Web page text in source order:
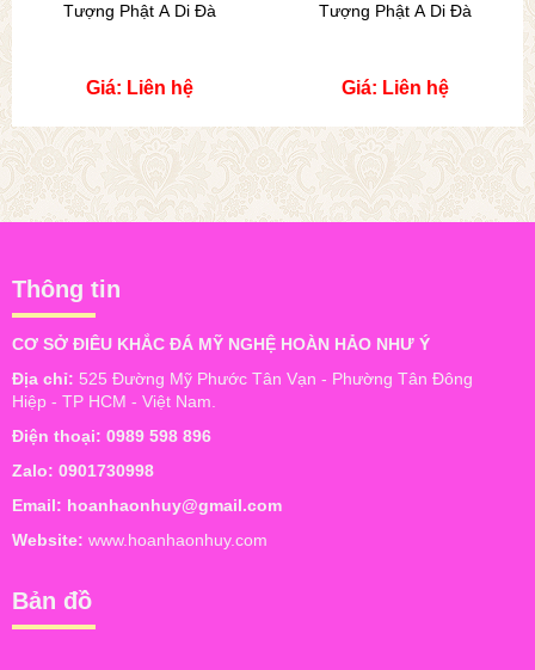
Tượng Phật A Di Đà
Giá: Liên hệ
Tượng Phật A Di Đà
Giá: Liên hệ
Thông tin
CƠ SỞ ĐIÊU KHẮC ĐÁ MỸ NGHỆ HOÀN HẢO NHƯ Ý
Địa chỉ: 525 Đường Mỹ Phước Tân Vạn - Phường Tân Đông
Hiệp - TP HCM - Việt Nam.
Điện thoại: 0989 598 896
Zalo: 0901730998
Email: hoanhaonhuy@gmail.com
Website: www.hoanhaonhuy.com
Bản đồ